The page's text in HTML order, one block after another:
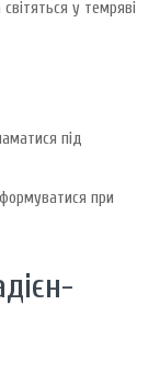
у темряві
під
при